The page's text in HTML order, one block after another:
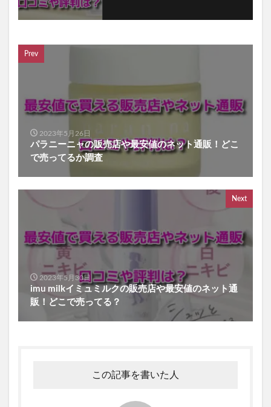
Prev
2023年5月26日
パラニーニャの販売店や最安値のネット通販！どこ
で売ってるか調査
Next
2023年5月30日
imu milkイミュミルクの販売店や最安値のネット通
販！どこで売ってる？
この記事を書いた人